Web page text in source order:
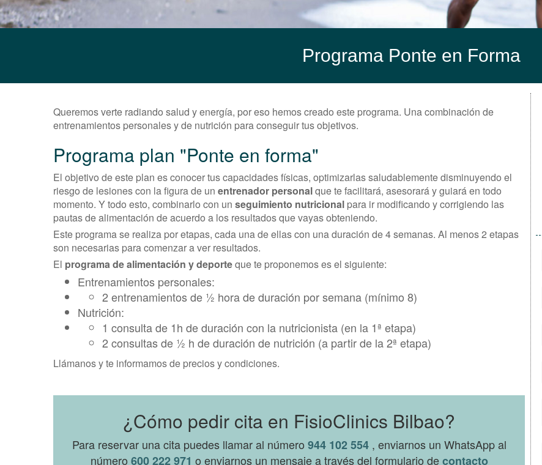
Programa Ponte en Forma
Queremos verte radiando salud y energía, por eso hemos creado este programa. Una combinación de
entrenamientos personales y de nutrición para conseguir tus objetivos.
Programa plan "Ponte en forma"
El objetivo de este plan es conocer tus capacidades físicas, optimizarlas saludablemente disminuyendo el
riesgo de lesiones con la figura de un entrenador personalque te facilitará, asesorará y guiará en todo
momento. Y todo esto, combinarlo con un seguimiento nutricional para ir modificando y corrigiendo las
pautas de alimentación de acuerdo a los resultados que vayas obteniendo.
Este programa se realiza por etapas, cada una de ellas con una duración de 4 semanas. Al menos 2 etapas
son necesarias para comenzar a ver resultados.
El programa de alimentación y deporteque te proponemos es el siguiente:
Entrenamientos personales:
2 entrenamientos de ½ hora de duración por semana (mínimo 8)
Nutrición:
1 consulta de 1h de duración con la nutricionista (en la 1ª etapa)
2 consultas de ½ h de duración de nutrición (a partir de la 2ª etapa)
Llámanos y te informamos de precios y condiciones.
¿Cómo pedir cita en FisioClinics Bilbao?
Para reservar una cita puedes llamar al número 944 102 554 , enviarnos un WhatsApp al
número 600 222 971 o enviarnos un mensaje a través del formulario decontacto